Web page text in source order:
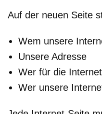
Auf der neuen Seite
Wem unsere
Unsere Adresse
Wer für die
Wer unsere